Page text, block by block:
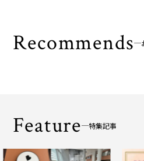
Recommends
Feature 特集記事